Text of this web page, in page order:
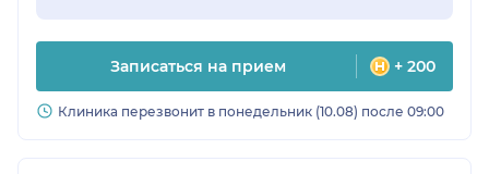
Записаться на прием + 200
Клиника перезвонит в понедельник (10.08) после 09:00